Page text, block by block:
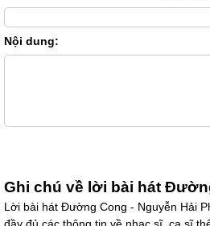
Nội dung:
Ghi chú về lời bài hát
Lời bài hát Đường Cong - Nguyễn Hải